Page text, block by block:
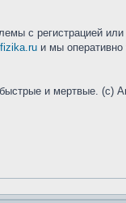
с регистрацией
и мы
и мертвые. (с)